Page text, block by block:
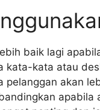
baik lagi
kata-kata atau
pelanggan akan
apabila